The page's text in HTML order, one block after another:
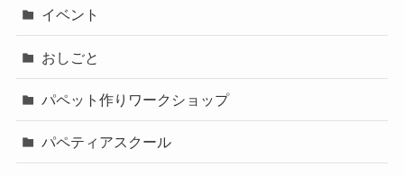
イベント
おしごと
パペット作りワークショップ
パペティアスクール